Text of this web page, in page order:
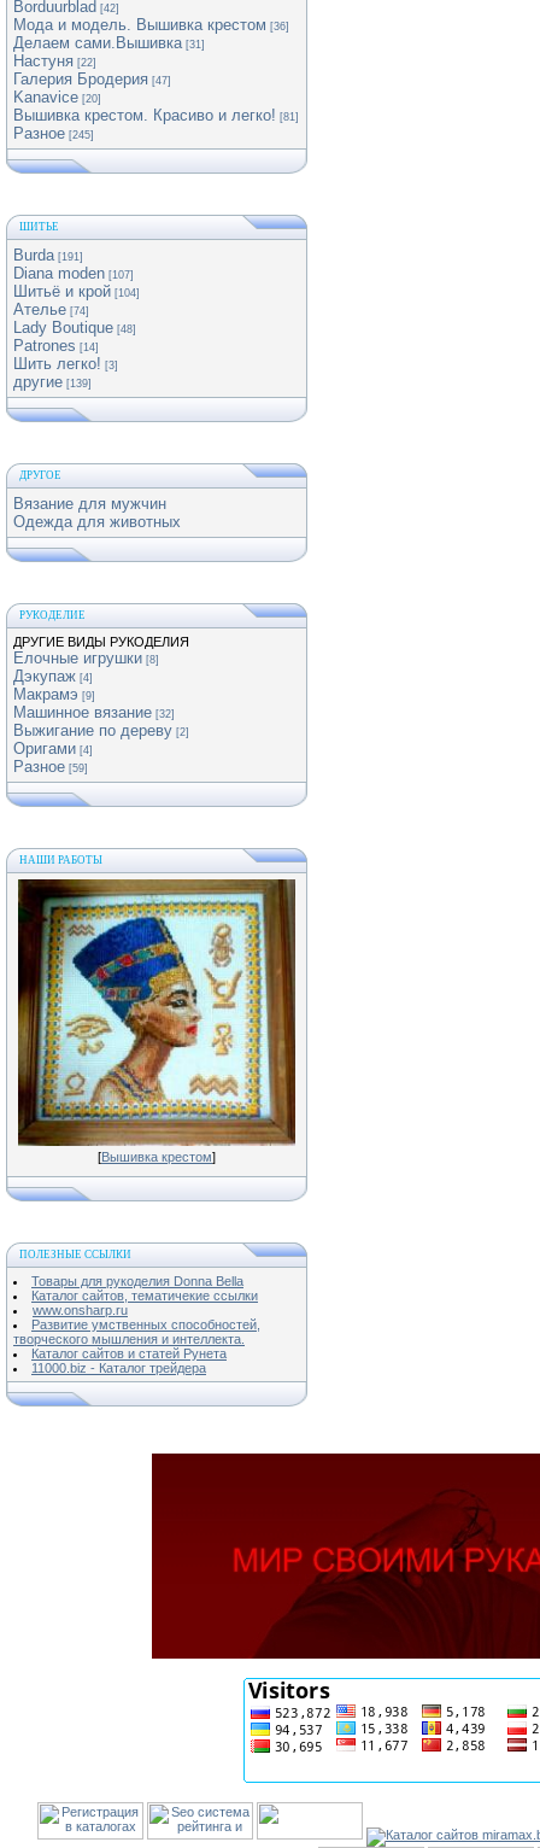
Borduurblad [42]
Мода и модель. Вышивка крестом [36]
Делаем сами.Вышивка [31]
Настуня [22]
Галерия Бродерия [47]
Kanavice [20]
Вышивка крестом. Красиво и легко! [81]
Разное [245]
ШИТЬЕ
Burda [191]
Diana moden [107]
Шитьё и крой [104]
Ателье [74]
Lady Boutique [48]
Patrones [14]
Шить легко! [3]
другие [139]
ДРУГОЕ
Вязание для мужчин
Одежда для животных
РУКОДЕЛИЕ
ДРУГИЕ ВИДЫ РУКОДЕЛИЯ
Елочные игрушки [8]
Дэкупаж [4]
Макрамэ [9]
Машинное вязание [32]
Выжигание по дереву [2]
Оригами [4]
Разное [59]
НАШИ РАБОТЫ
[Вышивка крестом]
ПОЛЕЗНЫЕ ССЫЛКИ
Товары для рукоделия Donna Bella
Каталог сайтов, тематичекие ссылки
www.onsharp.ru
Развитие умственных способностей,
творческого мышления и интеллекта.
Каталог сайтов и статей Рунета
11000.biz - Каталог трейдера